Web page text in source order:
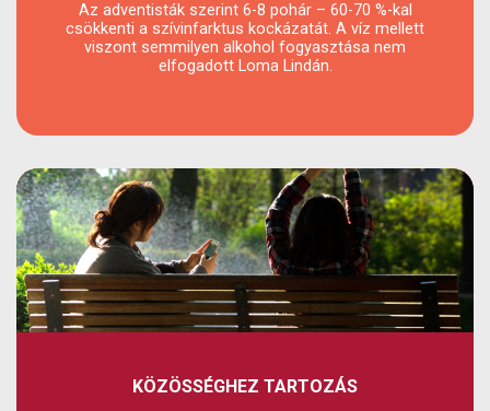
Az adventisták szerint 6-8 pohár – 60-70 %-kal
csökkenti a szívinfarktus kockázatát. A víz mellett
viszont semmilyen alkohol fogyasztása nem
elfogadott Loma Lindán.
KÖZÖSSÉGHEZ TARTOZÁS